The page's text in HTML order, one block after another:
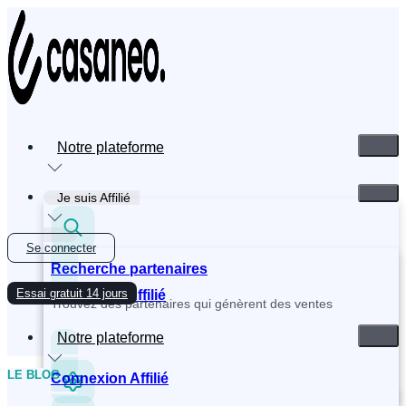
Skip
to
content
Notre plateforme
Recherche partenaires
Trouvez des partenaires qui génèrent des ventes
Je suis Affilié
Inscription Affilié
Connexion Affilié
Se connecter
Essai gratuit 14 jours
Notre plateforme
LE BLOG